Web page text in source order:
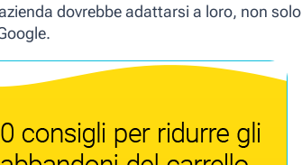
dovrebbe adattarsi a loro, non solo